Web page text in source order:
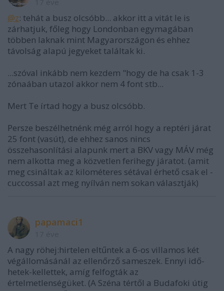
@z: tehát a busz olcsóbb... akkor itt a vitát le is
zárhatjuk, főleg hogy Londonban egymagában
többen laknak mint Magyarországon és ehhez
távolság alapú jegyeket találtak ki.
...szóval inkább nem kezdem "hogy de ha csak 1-3
zónaában utazol akkor nem 4 font stb...
Mert Te írtad hogy a busz olcsóbb.
Persze beszélhetnénk még arról hogy a reptéri járat
25 font (vasút), de ehhez sanos nincs
összehasonlítási alapunk mert a BKV vagy MÁV még
nem alkotta meg a közvetlen ferihegy járatot. (amit
meg csináltak az kilométeres sétával érhető csak el -
cuccossal azt meg nyílván nem sokan választják)
papamaci1
A nagy röhej:hirtelen eltűntek a 6-os villamos két
végállomásánál az ellenőrző sameszek. Ennyi idő-
hetek-kellettek, amíg felfogták az
értelmetlenségüket. (A Széna tértől a Budafoki útig